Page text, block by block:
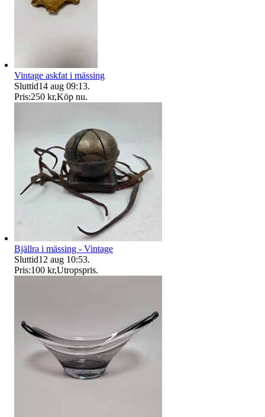
Vintage askfat i mässing
Sluttid14 aug 09:13.
Pris:250 kr,Köp nu.
Bjällra i mässing - Vintage
Sluttid12 aug 10:53.
Pris:100 kr,Utropspris.